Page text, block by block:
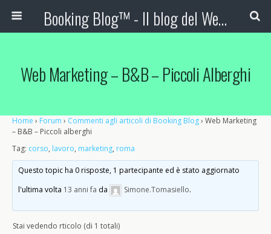
Booking Blog™ - Il blog del Web Marketing Turistico
Web Marketing – B&B – Piccoli Alberghi
Home › Forum › Commenti agli articoli di Booking Blog› Web Marketing
– B&B – Piccoli alberghi
Tag: corso, lavoro, marketing, roma
Questo topic ha 0 risposte, 1 partecipante ed è stato aggiornato
l'ultima volta 13 anni fa da Simone.Tomasiello.
Stai vedendo rticolo (di 1 totali)